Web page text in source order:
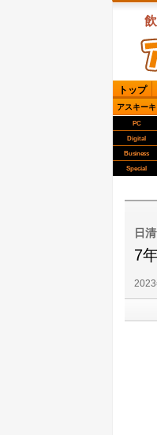
トップ
アスキー
PC
Digital
Business
Special
日
7